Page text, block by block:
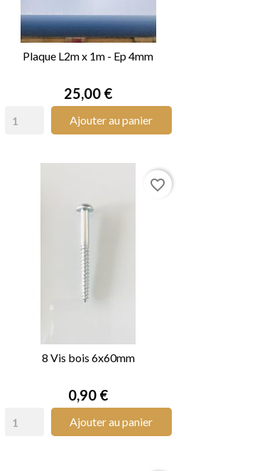
Plaque L2m x 1m - Ep 4mm
Prix
25,00 €
Ajouter au panier
8 Vis bois 6x60mm
Prix
0,90 €
Ajouter au panier
favorite_border